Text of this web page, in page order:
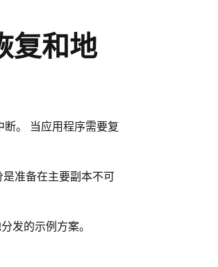
复和地
。 当应用程序需要复
准备在主要副本不可
发的示例方案。